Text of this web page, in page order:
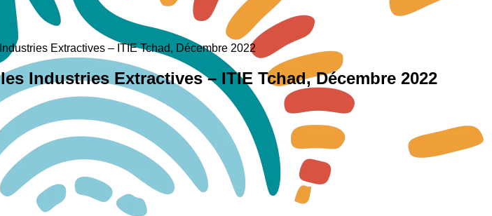
Extractives – ITIE Tchad, Décembre 2022
Industries Extractives – ITIE Tchad, Décembre 2022